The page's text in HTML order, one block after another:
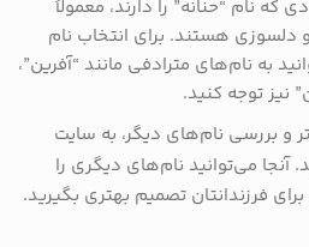
که نام “حنانه” را دارند، معمولاً
هستند. برای انتخاب نام
به نام‌های مترادفی مانند “آفرین”،
نیز توجه کنید.
و بررسی نام‌های دیگر، به سایت
آنجا می‌توانید نام‌های دیگری را
فرزندانتان تصمیم بهتری بگیرید.